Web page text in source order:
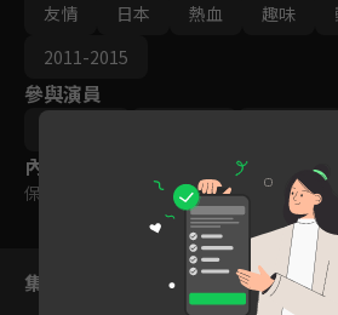
而為了追擊魔王來到日本的勇者艾米莉亞
計。身為魔王與勇者，如今卻揮汗工作的
友情
日本 熱血 趣味
2011-2015
參與演員
內容標籤
保護級
集數列表